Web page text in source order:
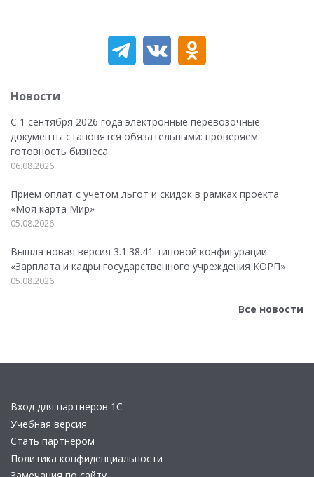
Новости
С 1 сентября 2026 года электронные перевозочные
документы становятся обязательными: проверяем
готовность бизнеса
06.08.2026
Прием оплат с учетом льгот и скидок в рамках проекта
«Моя карта Мир»
05.08.2026
Вышла новая версия 3.1.38.41 типовой конфигурации
«Зарплата и кадры государственного учреждения КОРП»
05.08.2026
Все новости
Вход для партнеров 1С
Учебная версия
Стать партнером
Политика конфиденциальности